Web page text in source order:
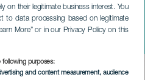
on their legitimate business interest. You
to data processing based on legitimate
More” or in our Privacy Policy on this
following purposes:
and content measurement, audience